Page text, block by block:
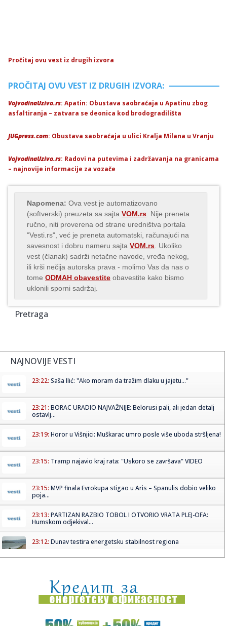
Pročitaj ovu vest iz drugih izvora
PROČITAJ OVU VEST IZ DRUGIH IZVORA:
VojvodinaUzivo.rs: Apatin: Obustava saobraćaja u Apatinu zbog
asfaltiranja – zatvara se deonica kod brodogradilišta
JUGpress.com: Obustava saobraćaja u ulici Kralja Milana u Vranju
VojvodinaUzivo.rs: Radovi na putevima i zadržavanja na granicama
– najnovije informacije za vozače
Napomena: Ova vest je automatizovano
(softverski) preuzeta sa sajta VOM.rs . Nije preneta
ručno, niti proverena od strane uredništva portala
"Vesti.rs", već je preneta automatski, računajući na
savesnost i dobru nameru sajta VOM.rs . Ukoliko
vest (članak) sadrži netačne navode, vređa nekog,
ili krši nečija autorska prava - molimo Vas da nas o
tome ODMAH obavestite obavestite kako bismo
uklonili sporni sadržaj.
Pretraga
NAJNOVIJE VESTI
23:22: Saša Ilić: "Ako moram da tražim dlaku u jajetu..."
23:21: BORAC URADIO NAJVAŽNIJE: Belorusi pali, ali jedan detalj
ostavlj...
23:19: Horor u Višnjici: Muškarac umro posle više uboda stršljena!
23:15: Tramp najavio kraj rata: "Uskoro se završava" VIDEO
23:15: MVP finala Evrokupa stigao u Aris – Spanulis dobio veliko
poja...
23:13: PARTIZAN RAZBIO TOBOL I OTVORIO VRATA PLEJ-OFA:
Humskom odjekival...
23:12: Dunav testira energetsku stabilnost regiona
23:02:Minimalac dominantne Rijeke, šok za Škendiju na Ostrvu
23:00:Vučić kaže da će poštovati zakon “iako je glup”